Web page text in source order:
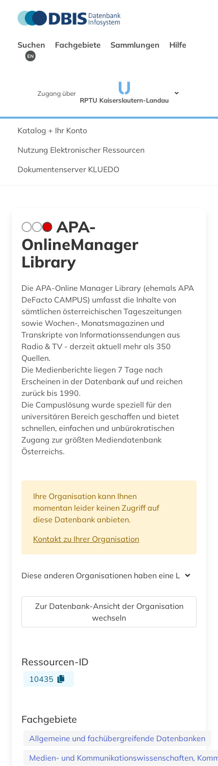
Suchen Fachgebiete Sammlungen Hilfe
EN
Zugang über
RPTU Kaiserslautern-Landau
Katalog + Ihr Konto
Nutzung Elektronischer Ressourcen
Dokumentenserver KLUEDO
APA-
OnlineManager
Library
Die APA-Online Manager Library (ehemals APA
DeFacto CAMPUS) umfasst die Inhalte von
sämtlichen österreichischen Tageszeitungen
sowie Wochen-, Monatsmagazinen und
Transkripte von Informationssendungen aus
Radio & TV - derzeit aktuell mehr als 350
Quellen.
Die Medienberichte liegen 7 Tage nach
Erscheinen in der Datenbank auf und reichen
zurück bis 1990.
Die Campuslösung wurde speziell für den
universitären Bereich geschaffen und bietet
schnellen, einfachen und unbürokratischen
Zugang zur größten Mediendatenbank
Österreichs.
Ihre Organisation kann Ihnen
momentan leider keinen Zugriff auf
diese Datenbank anbieten.
Kontakt zu Ihrer Organisation
Diese anderen Organisationen haben eine Lizenz
Zur Datenbank-Ansicht der Organisation
wechseln
Ressourcen-ID
10435
Fachgebiete
Allgemeine und fachübergreifende Datenbanken
Medien- und Kommunikationswissenschaften,